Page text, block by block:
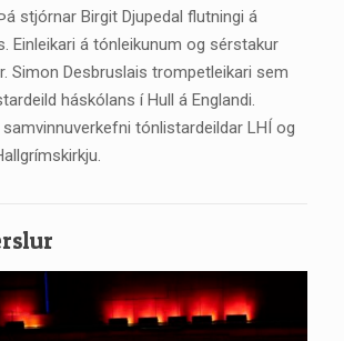
stjórnar Birgit Djupedal flutningi á
Einleikari á tónleikunum og sérstakur
Simon Desbruslais trompetleikari sem
háskólans í Hull á Englandi.
tónlistardeildar LHÍ og